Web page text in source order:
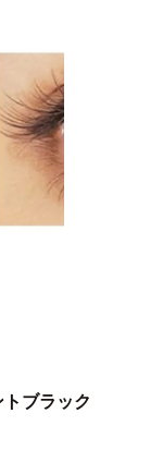
ブラック